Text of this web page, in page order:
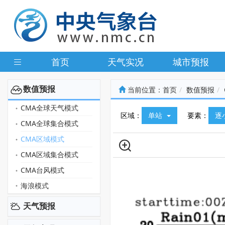
首页 天气实况 城市预报
数值预报
CMA全球天气模式
CMA全球集合模式
CMA区域模式
CMA区域集合模式
CMA台风模式
海浪模式
天气预报
当前位置： 首页 数值预报
区域： 单站 要素： 逐